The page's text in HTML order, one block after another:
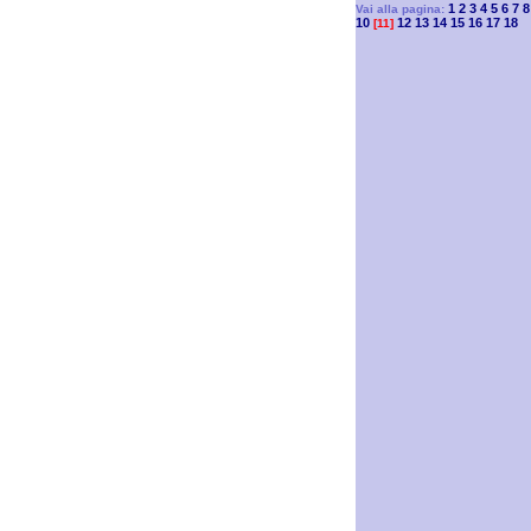
Vai alla pagina: 1 2 3 4 5 6 7 8
10 [11] 12 13 14 15 16 17 18